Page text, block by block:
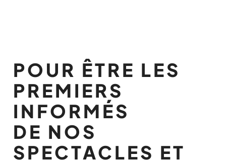
POUR ÊTRE LES
PREMIERS
INFORMÉS
DE NOS
SPECTACLES ET